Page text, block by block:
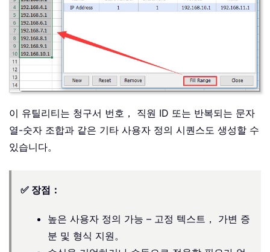
이 유틸리티는 청구서 번호， 직원 ID 또는 반복되는 문자
열-숫자 조합과 같은 기타 사용자 정의 시퀀스도 생성할 수
있습니다。
✅ 장점：
높은 사용자 정의 가능 – 고정 텍스트， 가변 증
분 및 형식 지원。